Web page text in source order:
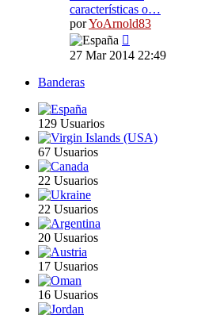
características o…
porYoArnold83
último
27 Mar 2014 22:49
Banderas
129 Usuarios
67 Usuarios
22 Usuarios
22 Usuarios
20 Usuarios
17 Usuarios
16 Usuarios